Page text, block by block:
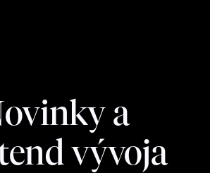
a
vývoja